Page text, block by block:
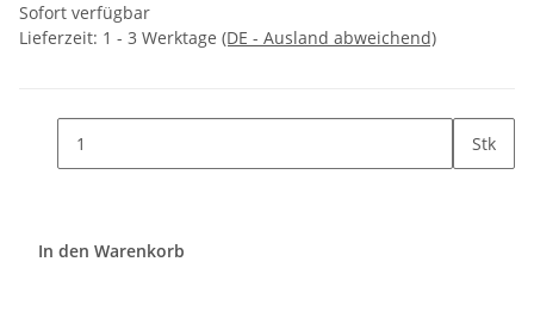
Sofort verfügbar
Lieferzeit: 1 - 3 Werktage (DE - Ausland abweichend)
Stk
In den Warenkorb